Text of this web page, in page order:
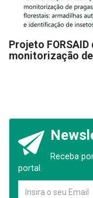
Projeto
monitorização
Receba
portal.